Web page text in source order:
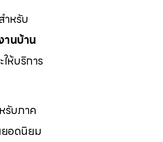
ำหรับ
านบ้าน
ให้บริการ
รับภาค
ยอดนิยม